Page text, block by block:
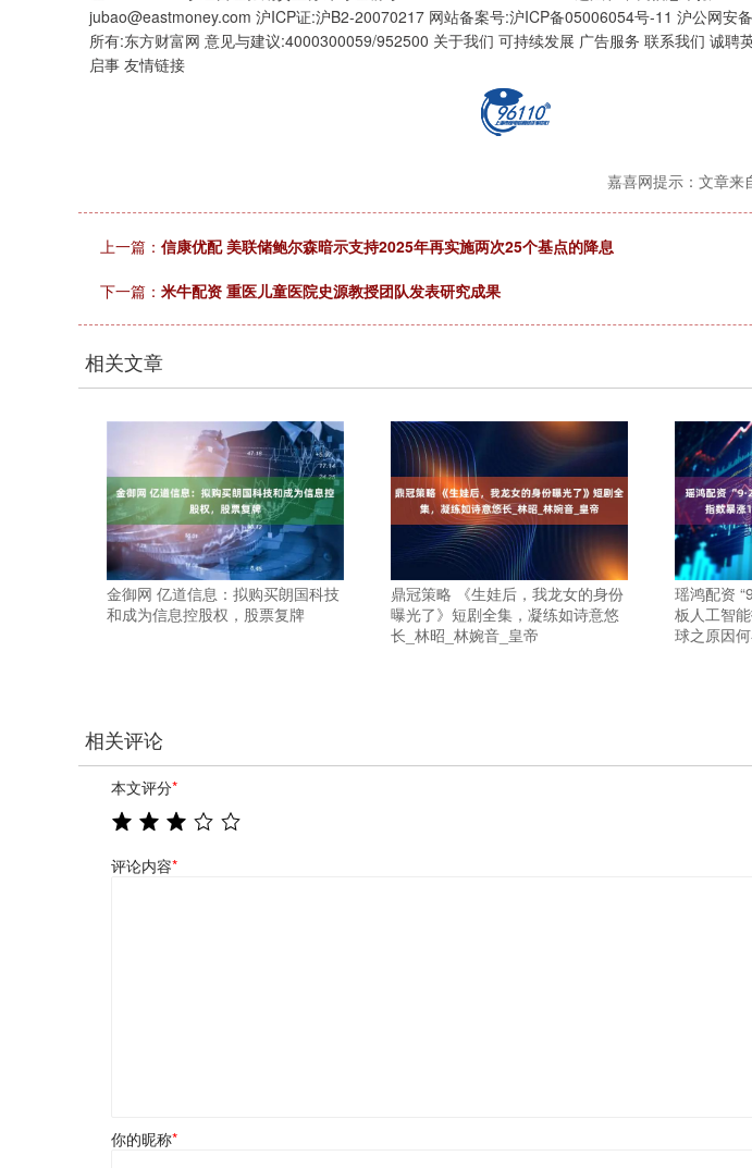
jubao@eastmoney.com 沪ICP证:沪B2-20070217 网站备案号:沪ICP备05006054号-11 沪公网安
所有:东方财富网 意见与建议:4000300059/952500 关于我们 可持续发展 广告服务 联系我们 诚聘
启事 友情链接
嘉喜网提示：文章来
上一篇： 信康优配 美联储鲍尔森暗示支持2025年再实施两次25个基点的降息
下一篇： 米牛配资 重医儿童医院史源教授团队发表研究成果
相关文章
金御网 亿道信息：拟购买朗国科技
和成为信息控股权，股票复牌
鼎冠策略 《生娃后，我龙女的身份
曝光了》短剧全集，凝练如诗意悠
长_林昭_林婉音_皇帝
瑶鸿配资
板人工智
球之原因
相关评论
本文评分*
评论内容*
你的昵称*